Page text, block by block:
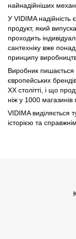
найнадійніших
У VIDIMA
продукт, який
проходить
сантехніку вже
принципу
Виробник
європейських
ХХ столітті, і що
ніж у 1000 магазинів
VIDIMA виділяється
історією та